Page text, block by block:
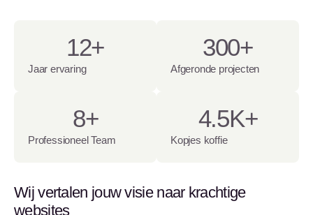
Jaar ervaring
12+
Afgeronde projecten
300+
Professioneel Team
8+
Kopjes koffie
4.5K+
Wij vertalen jouw visie naar krachtige
websites